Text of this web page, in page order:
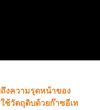
ถึงความรุดหน้าของ
ช้วัตถุดิบด้วยก๊าซอีเท